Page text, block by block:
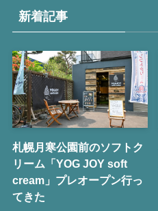
新着記事
札幌月寒公園前のソフトク
リーム「YOG JOY soft
cream」プレオープン行っ
てきた